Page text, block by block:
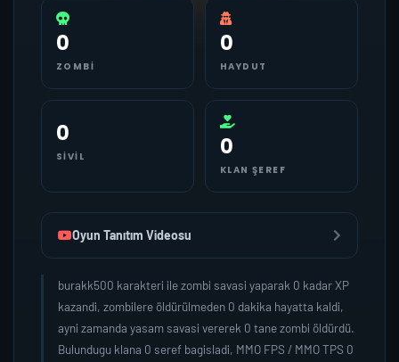
0
ZOMBI
0
HAYDUT
0
SIVIL 0
KLAN ŞEREF
Oyun Tanıtım Videosu
burakk500 karakteri ile zombi savasi yaparak 0 kadar XP
kazandi, zombilere öldürülmeden 0 dakika hayatta kaldi,
ayni zamanda yasam savasi vererek 0 tane zombi öldürdü.
Bulundugu klana 0 seref bagisladi, MMO FPS / MMO TPS 0